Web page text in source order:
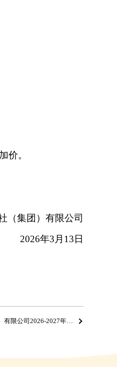
价。
（集团）有限公司
2026年3 月 13 日
配一体化服务外包项目公开招标公告